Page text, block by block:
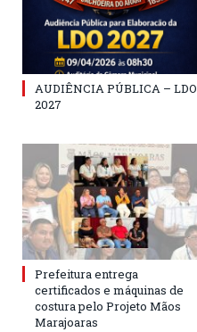
AUDIÊNCIA PÚBLICA – LDO
2027
Prefeitura entrega
certificados e máquinas de
costura pelo Projeto Mãos
Marajoaras